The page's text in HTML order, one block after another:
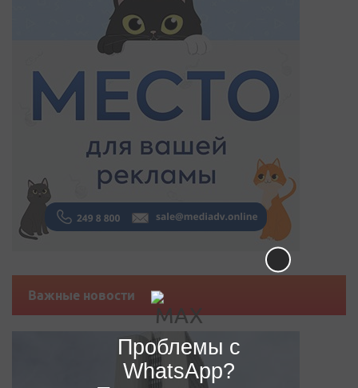
Важные новости
Проблемы с
WhatsApp?